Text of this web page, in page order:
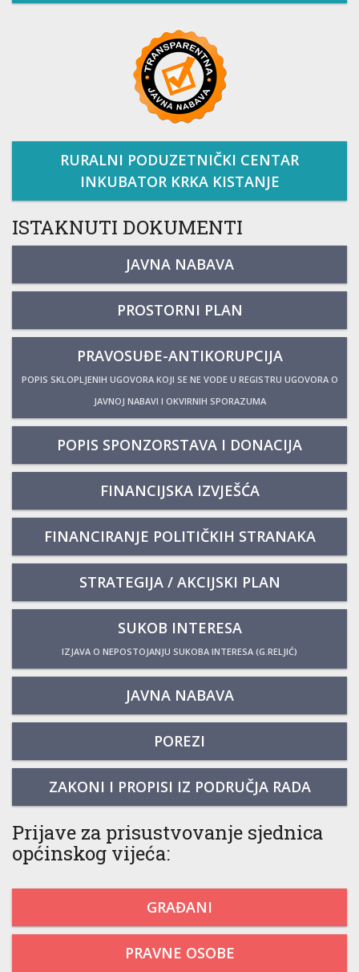
RURALNI PODUZETNIČKI CENTAR
INKUBATOR KRKA KISTANJE
ISTAKNUTI DOKUMENTI
JAVNA NABAVA
PROSTORNI PLAN
PRAVOSUĐE-ANTIKORUPCIJA
POPIS SKLOPLJENIH UGOVORA KOJI SE NE VODE U REGISTRU UGOVORA O
JAVNOJ NABAVI I OKVIRNIH SPORAZUMA
POPIS SPONZORSTAVA I DONACIJA
FINANCIJSKA IZVJEŠĆA
FINANCIRANJE POLITIČKIH STRANAKA
STRATEGIJA / AKCIJSKI PLAN
SUKOB INTERESA
IZJAVA O NEPOSTOJANJU SUKOBA INTERESA (G.RELJIĆ)
JAVNA NABAVA
POREZI
ZAKONI I PROPISI IZ PODRUČJA RADA
Prijave za prisustvovanje sjednica
općinskog vijeća:
GRAĐANI
PRAVNE OSOBE